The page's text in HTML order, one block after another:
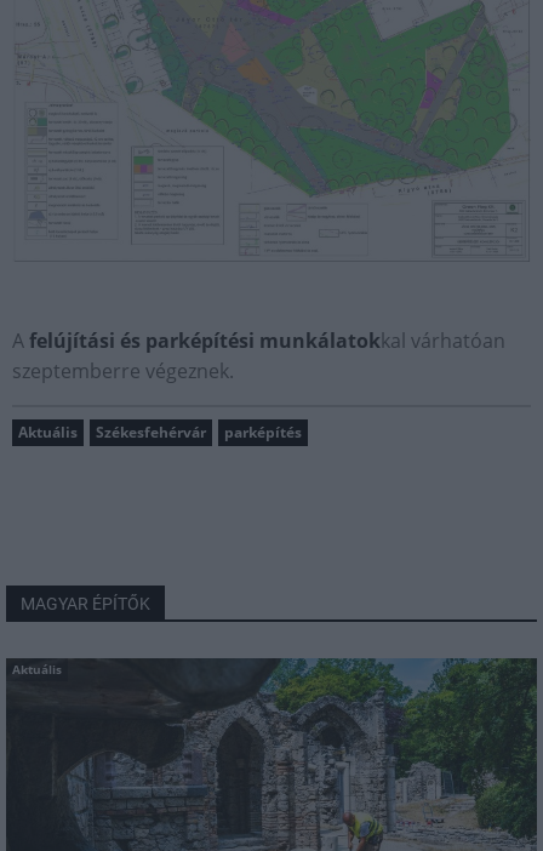
Afelújítási és parképítési munkálatokkal várhatóan
szeptemberre végeznek.
Aktuális Székesfehérvár parképítés
MAGYAR ÉPÍTŐK
Aktuális